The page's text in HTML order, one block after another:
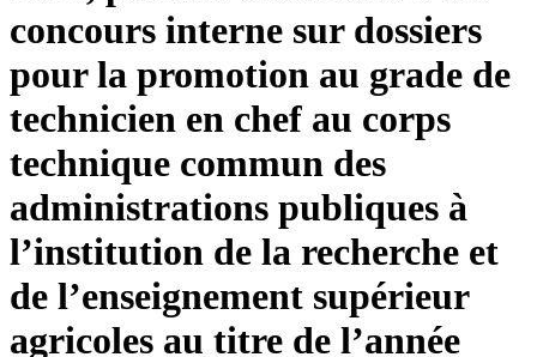
concours interne sur dossiers
pour la promotion au grade de
technicien en chef au corps
technique commun des
administrations publiques à
l’institution de la recherche et
de l’enseignement supérieur
agricoles au titre de l’année